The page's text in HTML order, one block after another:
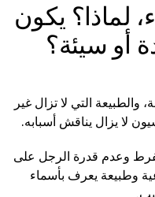
لماذا؟ يكون
أو سيئة؟
التي لا تزال غير
لا يزال يناقش أسبابه.
وعدم قدرة الرجل على
وطبيعة يعرف بأسماء